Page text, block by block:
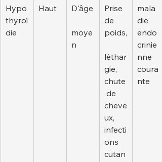
Hypo
thyroï
die
Haut D'âge
moye
n
Prise
de
poids,
léthar
gie,
chute
de
cheve
ux,
infecti
ons
cutan
mala
die
endo
crinie
nne
coura
nte